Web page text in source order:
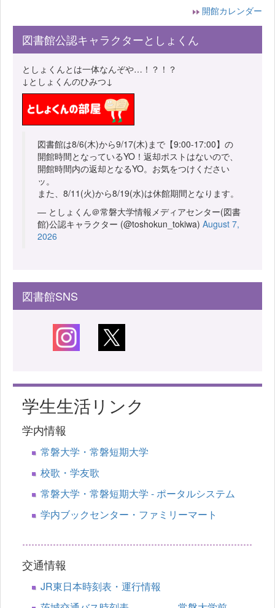
開館カレンダー
図書館公認キャラクターとしょくん
としょくんとは一体なんぞや…！？！？
↓としょくんのひみつ↓
図書館は8/6(木)から9/17(木)まで【9:00-17:00】の
開館時間となっているYO！返却ポストはないので、
開館時間内の返却となるYO。お気をつけください
ッ。
また、8/11(火)から8/19(水)は休館期間となります。
— としょくん＠常磐大学情報メディアセンター(図書
館)公認キャラクター (@toshokun_tokiwa) August 7,
2026
図書館SNS
学生生活リンク
学内情報
常磐大学・常磐短期大学
校歌・学友歌
常磐大学・常磐短期大学 - ポータルシステム
学内ブックセンター・ファミリーマート
交通情報
JR東日本時刻表・運行情報